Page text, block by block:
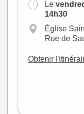
Le
14h30
Église
Rue de
Obtenir